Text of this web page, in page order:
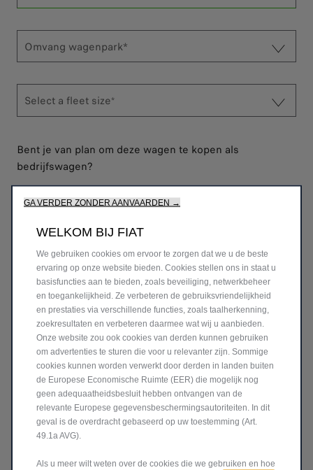
Omvang wagenpark*
Select a fleet size*
Bent je van plan om deze wagen te kopen als
bedrijfswagen?
Ja
Nee
* Verplicht veld
TOESTEMMING
Door de bovenstaande informatie te versturen, bevestig
ik dat ik het Privacy Beleid heb gelezen en begrepen en
toestemming geef voor de verwerking van mijn
informatie zoals hierin beschreven en zoals hieronder
aangegevenPrivacy Beleid.
Ik geef toestemming
Ik geef geen toestemming
Blijf in contact!
GA VERDER ZONDER AANVAARDEN →
WELKOM BIJ FIAT
We gebruiken cookies om ervoor te zorgen dat we u de beste
ervaring op onze website bieden. Cookies stellen ons in staat u
basisfuncties aan te bieden, zoals beveiliging, netwerkbeheer
en toegankelijkheid. Ze verbeteren de gebruiksvriendelijkheid
en prestaties via verschillende functies, zoals taalherkenning,
zoekresultaten en verbeteren daarmee wat wij u aanbieden.
Onze website zou ook cookies van derden kunnen gebruiken
om advertenties te sturen die voor u relevanter zijn. Sommige
cookies kunnen worden verwerkt door derden in landen buiten
de Europese Economische Ruimte (EER) die mogelijk nog
geen adequaatheidsbesluit hebben ontvangen van de
relevante Europese gegevensbeschermingsautoriteiten. In dit
geval is de overdracht gebaseerd op uw toestemming (Art.
49.1a AVG).
Als u meer wilt weten over de cookies die we gebruiken en hoe